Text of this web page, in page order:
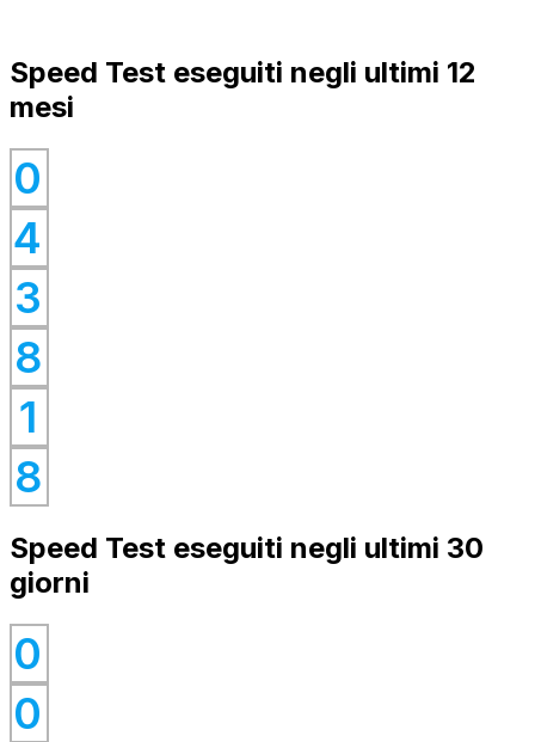
Speed Test eseguiti negli ultimi 12
mesi
0
0
4
0
3
0
8
0
1
0
8
0
Speed Test eseguiti negli ultimi 30
giorni
0
0
0
0